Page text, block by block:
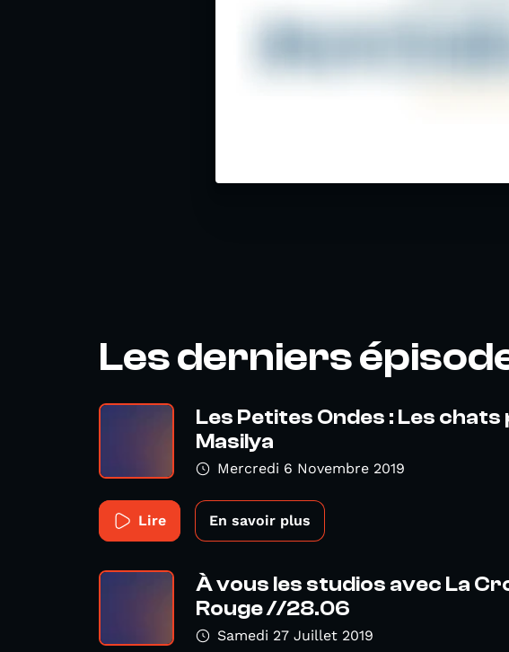
Les derniers
Les Petites Ondes : Les chats
Masilya
Mercredi 6 Novembre 2019
Lire En savoir plus
À vous les studios avec La
Rouge //28.06
Samedi 27 Juillet 2019